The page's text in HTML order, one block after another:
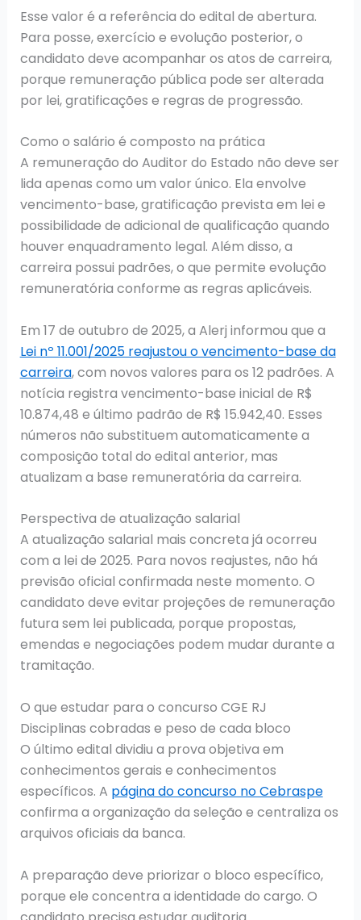
Esse valor é a referência do edital de abertura.
Para posse, exercício e evolução posterior, o
candidato deve acompanhar os atos de carreira,
porque remuneração pública pode ser alterada
por lei, gratificações e regras de progressão.
Como o salário é composto na prática
A remuneração do Auditor do Estado não deve ser
lida apenas como um valor único. Ela envolve
vencimento-base, gratificação prevista em lei e
possibilidade de adicional de qualificação quando
houver enquadramento legal. Além disso, a
carreira possui padrões, o que permite evolução
remuneratória conforme as regras aplicáveis.
Em 17 de outubro de 2025, a Alerj informou que a
Lei nº 11.001/2025 reajustou o vencimento-base da
carreira, com novos valores para os 12 padrões. A
notícia registra vencimento-base inicial de R$
10.874,48 e último padrão de R$ 15.942,40. Esses
números não substituem automaticamente a
composição total do edital anterior, mas
atualizam a base remuneratória da carreira.
Perspectiva de atualização salarial
A atualização salarial mais concreta já ocorreu
com a lei de 2025. Para novos reajustes, não há
previsão oficial confirmada neste momento. O
candidato deve evitar projeções de remuneração
futura sem lei publicada, porque propostas,
emendas e negociações podem mudar durante a
tramitação.
O que estudar para o concurso CGE RJ
Disciplinas cobradas e peso de cada bloco
O último edital dividiu a prova objetiva em
conhecimentos gerais e conhecimentos
específicos. A página do concurso no Cebraspe
confirma a organização da seleção e centraliza os
arquivos oficiais da banca.
A preparação deve priorizar o bloco específico,
porque ele concentra a identidade do cargo. O